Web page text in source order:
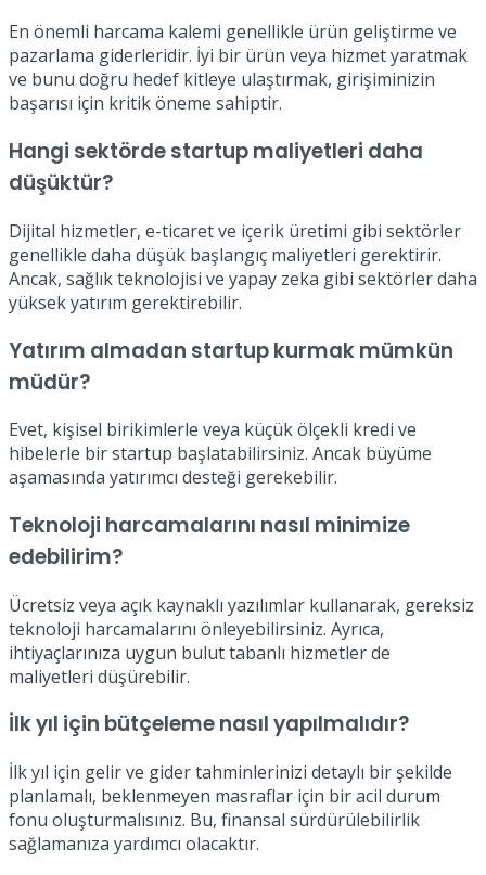
En önemli harcama kalemi genellikle ürün geliştirme ve
pazarlama giderleridir. İyi bir ürün veya hizmet yaratmak
ve bunu doğru hedef kitleye ulaştırmak, girişiminizin
başarısı için kritik öneme sahiptir.
Hangi sektörde startup maliyetleri daha
düşüktür?
Dijital hizmetler, e-ticaret ve içerik üretimi gibi sektörler
genellikle daha düşük başlangıç maliyetleri gerektirir.
Ancak, sağlık teknolojisi ve yapay zeka gibi sektörler daha
yüksek yatırım gerektirebilir.
Yatırım almadan startup kurmak mümkün
müdür?
Evet, kişisel birikimlerle veya küçük ölçekli kredi ve
hibelerle bir startup başlatabilirsiniz. Ancak büyüme
aşamasında yatırımcı desteği gerekebilir.
Teknoloji harcamalarını nasıl minimize
edebilirim?
Ücretsiz veya açık kaynaklı yazılımlar kullanarak, gereksiz
teknoloji harcamalarını önleyebilirsiniz. Ayrıca,
ihtiyaçlarınıza uygun bulut tabanlı hizmetler de
maliyetleri düşürebilir.
İlk yıl için bütçeleme nasıl yapılmalıdır?
İlk yıl için gelir ve gider tahminlerinizi detaylı bir şekilde
planlamalı, beklenmeyen masraflar için bir acil durum
fonu oluşturmalısınız. Bu, finansal sürdürülebilirlik
sağlamanıza yardımcı olacaktır.